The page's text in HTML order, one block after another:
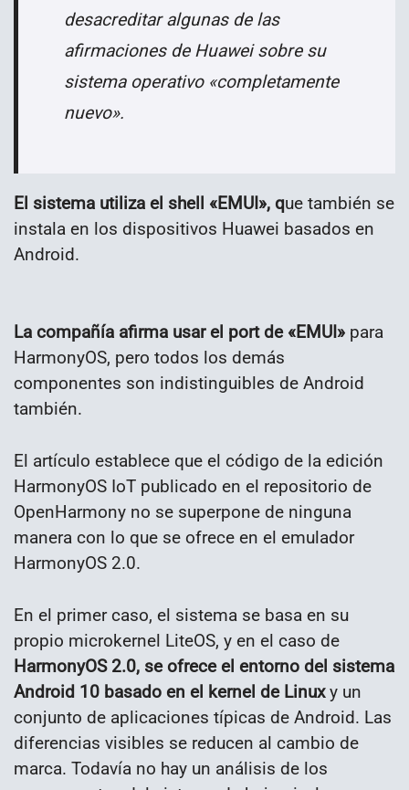
desacreditar algunas de las
afirmaciones de Huawei sobre su
sistema operativo «completamente
nuevo».
El sistema utiliza el shell «EMUI», que también se
instala en los dispositivos Huawei basados ​​en
Android.
La compañía afirma usar el port de «EMUI» para
HarmonyOS, pero todos los demás
componentes son indistinguibles de Android
también.
El artículo establece que el código de la edición
HarmonyOS IoT publicado en el repositorio de
OpenHarmony no se superpone de ninguna
manera con lo que se ofrece en el emulador
HarmonyOS 2.0.
En el primer caso, el sistema se basa en su
propio microkernel LiteOS, y en el caso de
HarmonyOS 2.0, se ofrece el entorno del sistema
Android 10 basado en el kernel de Linuxy un
conjunto de aplicaciones típicas de Android. Las
diferencias visibles se reducen al cambio de
marca. Todavía no hay un análisis de los